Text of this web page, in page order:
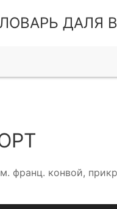
ДАЛЯ
франц. конвой,